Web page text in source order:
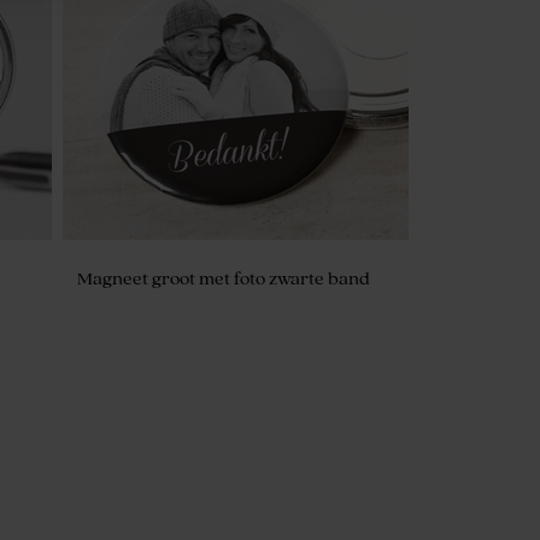
Set trouwbedankjes goud met 34
Magneet groot met foto zwarte band